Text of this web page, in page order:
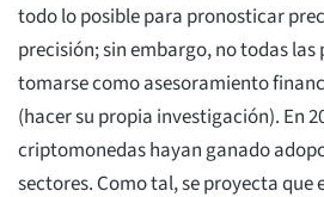
todo lo posible para pronosticar
precisión; sin embargo, no todas las
tomarse como asesoramiento
(hacer su propia investigación). En
criptomonedas hayan ganado
sectores. Como tal, se proyecta que